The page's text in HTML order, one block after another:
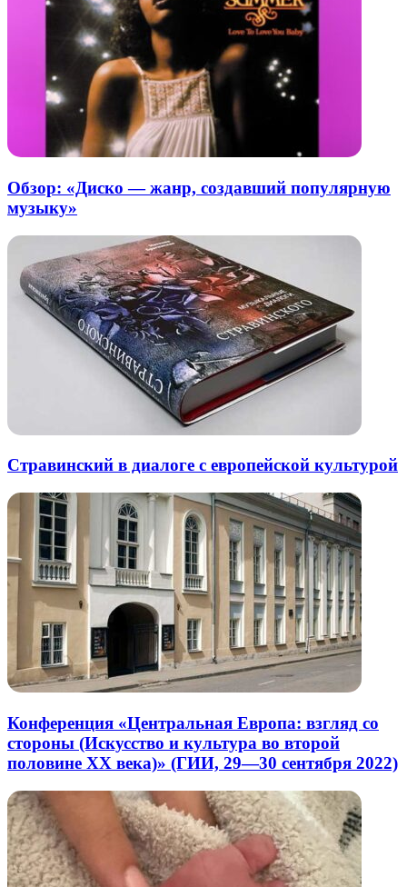
Обзор: «Диско — жанр, создавший популярную
музыку»
Стравинский в диалоге с европейской культурой
Конференция «Центральная Европа: взгляд со
стороны (Искусство и культура во второй
половине XX века)» (ГИИ, 29—30 сентября 2022)